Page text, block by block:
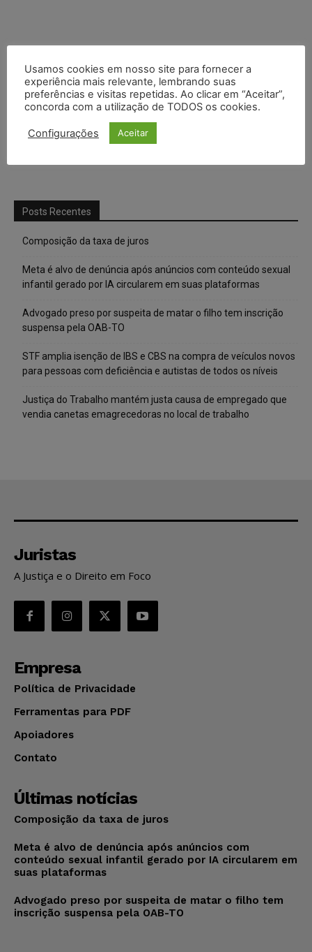
Posts Recentes
Composição da taxa de juros
Meta é alvo de denúncia após anúncios com conteúdo sexual
infantil gerado por IA circularem em suas plataformas
Advogado preso por suspeita de matar o filho tem inscrição
suspensa pela OAB-TO
STF amplia isenção de IBS e CBS na compra de veículos novos
para pessoas com deficiência e autistas de todos os níveis
Justiça do Trabalho mantém justa causa de empregado que
vendia canetas emagrecedoras no local de trabalho
Juristas
A Justiça e o Direito em Foco
Empresa
Política de Privacidade
Ferramentas para PDF
Apoiadores
Contato
Últimas notícias
Composição da taxa de juros
Meta é alvo de denúncia após anúncios com
conteúdo sexual infantil gerado por IA circularem em
suas plataformas
Advogado preso por suspeita de matar o filho tem
inscrição suspensa pela OAB-TO
Usamos cookies em nosso site para fornecer a
experiência mais relevante, lembrando suas
preferências e visitas repetidas. Ao clicar em “Aceitar”,
concorda com a utilização de TODOS os cookies.
Configurações Aceitar